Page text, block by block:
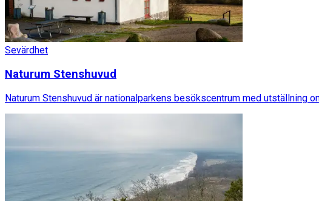
Sevärdhet
Naturum Stenshuvud
Naturum Stenshuvud är nationalparkens besökscentrum med utställning